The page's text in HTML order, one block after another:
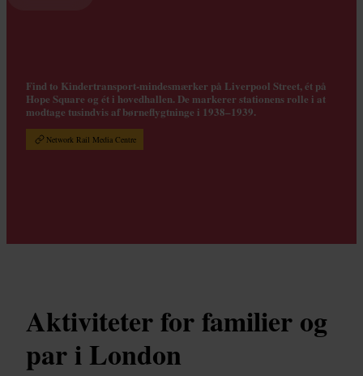
Find to Kindertransport-mindesmærker på Liverpool Street, ét på
Hope Square og ét i hovedhallen. De markerer stationens rolle i at
modtage tusindvis af børneflygtninge i 1938–1939.
Network Rail Media Centre
Aktiviteter for familier og
par i London